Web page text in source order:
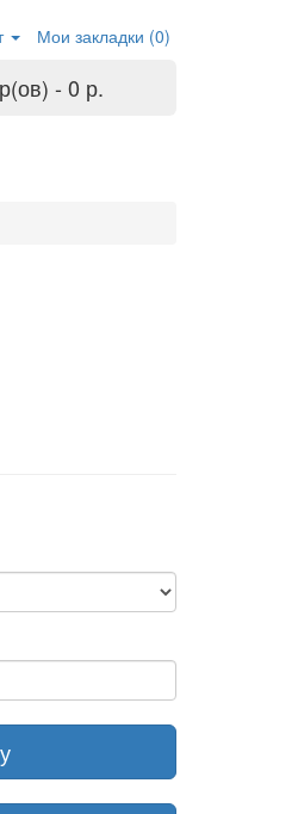
Мои закладки (0)
- 0 р.